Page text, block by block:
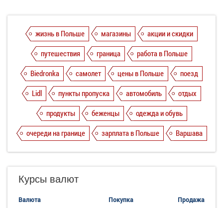
жизнь в Польше магазины
акции и скидки
путешествия
граница
работа в Польше
Biedronka
самолет цены в Польше
поезд
Lidl
пункты пропуска автомобиль
отдых
продукты
беженцы
одежда и обувь
очереди на границе
зарплата в Польше Варшава
Курсы валют
Валюта Покупка Продажа